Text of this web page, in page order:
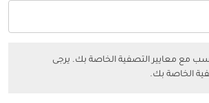
مع معايير التصفية الخاصة بك. يرجى
الخاصة بك.